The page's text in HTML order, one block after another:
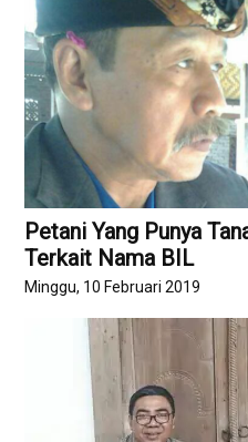
Petani Yang Punya
Terkait Nama BIL
Minggu, 10 Februari 2019